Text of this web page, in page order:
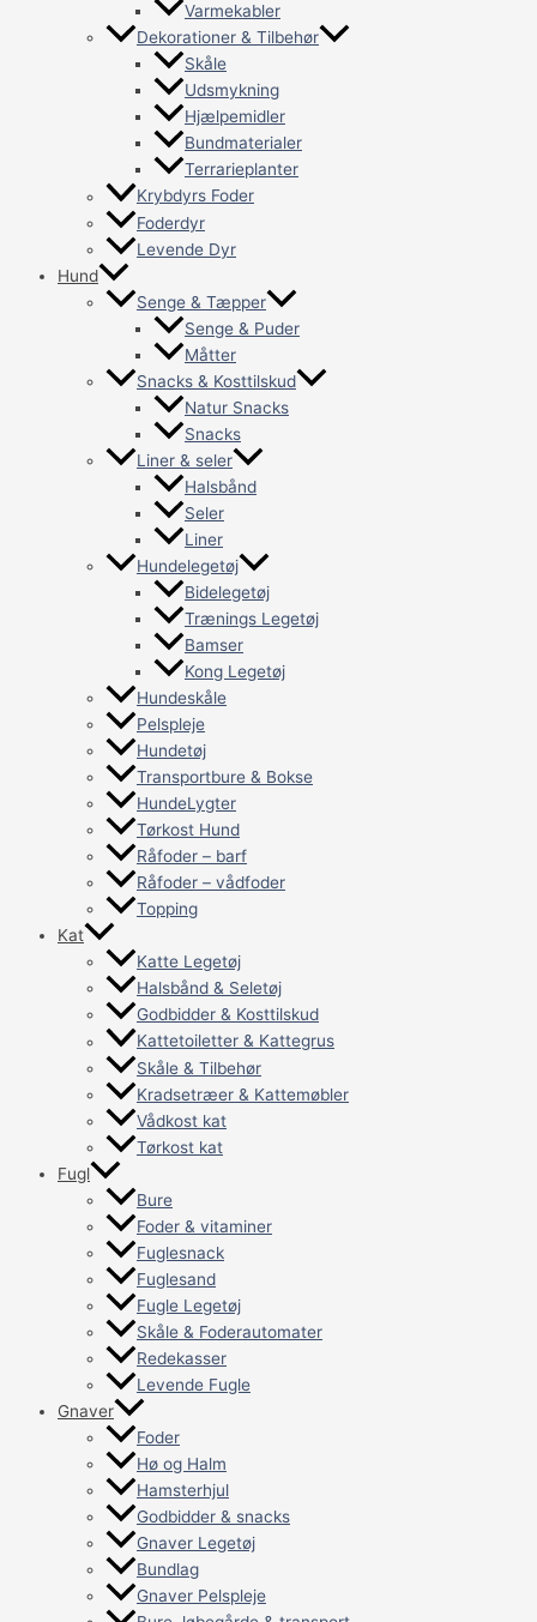
Varmekabler
Dekorationer & Tilbehør
Skåle
Udsmykning
Hjælpemidler
Bundmaterialer
Terrarieplanter
Krybdyrs Foder
Foderdyr
Levende Dyr
Hund
Senge & Tæpper
Senge & Puder
Måtter
Snacks & Kosttilskud
Natur Snacks
Snacks
Liner & seler
Halsbånd
Seler
Liner
Hundelegetøj
Bidelegetøj
Trænings Legetøj
Bamser
Kong Legetøj
Hundeskåle
Pelspleje
Hundetøj
Transportbure & Bokse
HundeLygter
Tørkost Hund
Råfoder – barf
Råfoder – vådfoder
Topping
Kat
Katte Legetøj
Halsbånd & Seletøj
Godbidder & Kosttilskud
Kattetoiletter & Kattegrus
Skåle & Tilbehør
Kradsetræer & Kattemøbler
Vådkost kat
Tørkost kat
Fugl
Bure
Foder & vitaminer
Fuglesnack
Fuglesand
Fugle Legetøj
Skåle & Foderautomater
Redekasser
Levende Fugle
Gnaver
Foder
Hø og Halm
Hamsterhjul
Godbidder & snacks
Gnaver Legetøj
Bundlag
Gnaver Pelspleje